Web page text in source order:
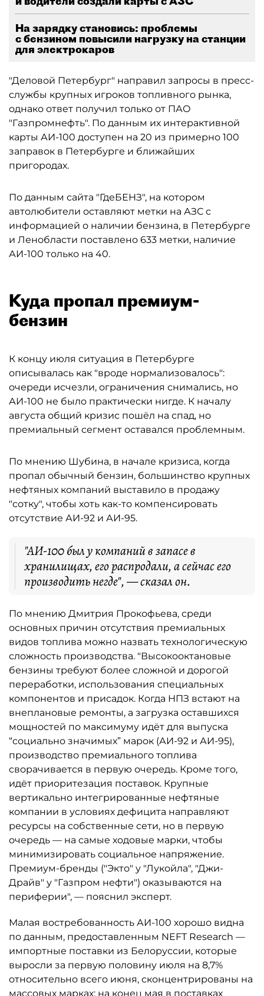
На зарядку становись: проблемы
с бензином повысили нагрузку на станции
для электрокаров
"Деловой Петербург" направил запросы в пресс-
службы крупных игроков топливного рынка,
однако ответ получил только от ПАО
"Газпромнефть". По данным их интерактивной
карты АИ-100 доступен на 20 из примерно 100
заправок в Петербурге и ближайших
пригородах.
По данным сайта "ГдеБЕНЗ", на котором
автолюбители оставляют метки на АЗС с
информацией о наличии бензина, в Петербурге
и Ленобласти поставлено 633 метки, наличие
АИ-100 только на 40.
Куда пропал премиум-
бензин
К концу июля ситуация в Петербурге
описывалась как "вроде нормализовалось":
очереди исчезли, ограничения снимались, но
АИ-100 не было практически нигде. К началу
августа общий кризис пошёл на спад, но
премиальный сегмент оставался проблемным.
По мнению Шубина, в начале кризиса, когда
пропал обычный бензин, большинство крупных
нефтяных компаний выставило в продажу
"сотку", чтобы хоть как-то компенсировать
отсутствие АИ-92 и АИ-95.
"АИ-100 был у компаний в запасе в
хранилищах, его распродали, а сейчас его
производить негде", — сказал он.
По мнению Дмитрия Прокофьева, среди
основных причин отсутствия премиальных
видов топлива можно назвать технологическую
сложность производства. "Высокооктановые
бензины требуют более сложной и дорогой
переработки, использования специальных
компонентов и присадок. Когда НПЗ встают на
внеплановые ремонты, а загрузка оставшихся
мощностей по максимуму идёт для выпуска
“социально значимых” марок (АИ-92 и АИ-95),
производство премиального топлива
сворачивается в первую очередь. Кроме того,
идёт приоритезация поставок. Крупные
вертикально интегрированные нефтяные
компании в условиях дефицита направляют
ресурсы на собственные сети, но в первую
очередь — на самые ходовые марки, чтобы
минимизировать социальное напряжение.
Премиум-бренды ("Экто" у "Лукойла", "Джи-
Драйв" у "Газпром нефти") оказываются на
периферии", — пояснил эксперт.
Малая востребованность АИ-100 хорошо видна
по данным, предоставленным NEFT Research —
импортные поставки из Белоруссии, которые
выросли за первую половину июля на 8,7%
относительно всего июня, сконцентрированы на
массовых марках: на конец мая в поставках